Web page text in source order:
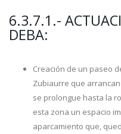
6.3.7.1.-
DEBA:
Creación de un paseo
Zubiaurre que
se prolongue hasta la
esta zona un espacio
aparcamiento que,